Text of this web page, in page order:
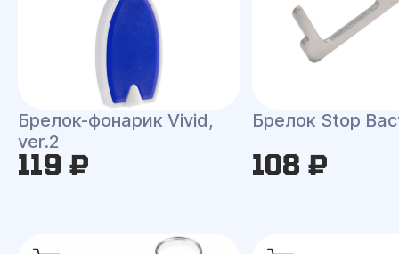
Брелок-фонарик Vivid,
ver.2
119 ₽
Брелок Stop
108 ₽